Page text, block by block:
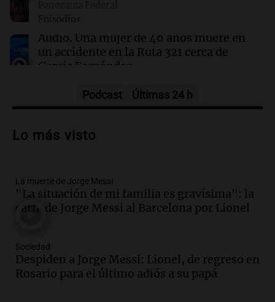
No se detectan casos de ébola en barco fluvial
en cuarentena cerca de Kinshasa, Congo
Episodios
Audio. Una mujer de 40 años muere en
un accidente en la Ruta 321 cerca de
García Fernández
Audio.El Tesoro Nacional captura 12
liquidez de 4 billones
Audio.La lección del Titanic y la
humildad en tiempos de tormenta
según San Ignacio de Loyola
Episodios
Audio. Tormentas y filtraciones: "El
agua entra por donde menos
Podcast Últimas 24 h
Lo más visto
La muerte de Jorge Messi
"La situación de mi familia es gravísima": la
carta de Jorge Messi al Barcelona por Lionel
Sociedad
Despiden a Jorge Messi: Lionel, de regreso en
Rosario para el último adiós a su papá